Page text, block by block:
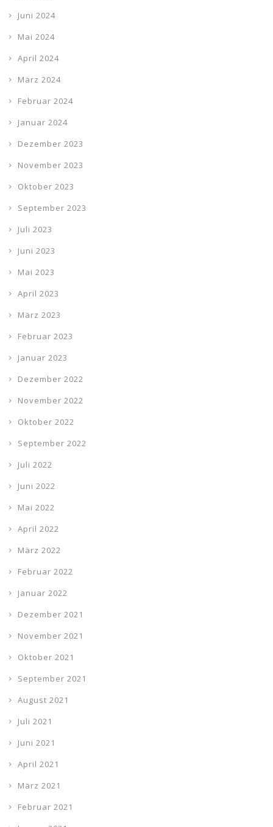
Juni 2024
Mai 2024
April 2024
März 2024
Februar 2024
Januar 2024
Dezember 2023
November 2023
Oktober 2023
September 2023
Juli 2023
Juni 2023
Mai 2023
April 2023
März 2023
Februar 2023
Januar 2023
Dezember 2022
November 2022
Oktober 2022
September 2022
Juli 2022
Juni 2022
Mai 2022
April 2022
März 2022
Februar 2022
Januar 2022
Dezember 2021
November 2021
Oktober 2021
September 2021
August 2021
Juli 2021
Juni 2021
April 2021
März 2021
Februar 2021